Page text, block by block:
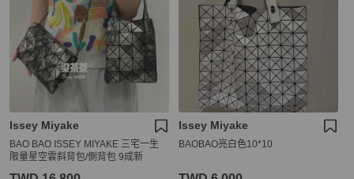
Issey Miyake
BAO BAO ISSEY MIYAKE 三宅一生
限量星空雲斜背包/側背包 9成新
Issey Miyake
BAOBAO亮白色10*10